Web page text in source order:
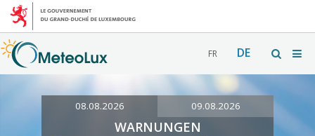
FR DE
08.08.2026 09.08.2026
WARNUNGEN